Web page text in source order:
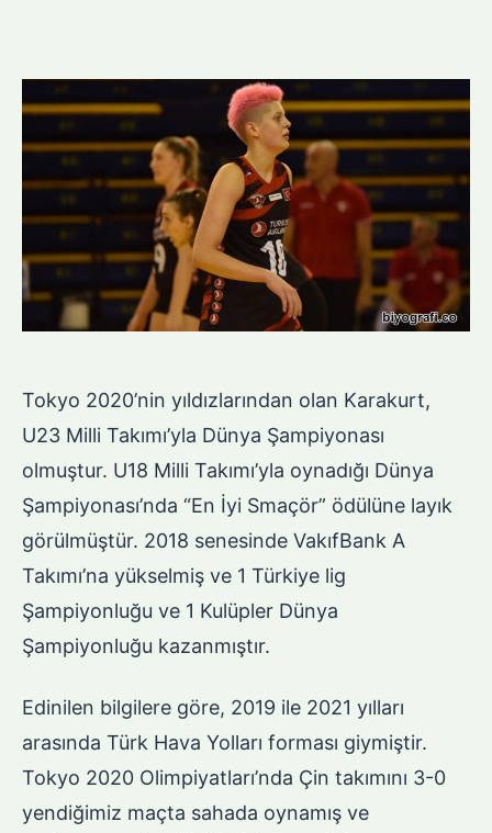
Tokyo 2020’nin yıldızlarından olan Karakurt,
U23 Milli Takımı’yla Dünya Şampiyonası
olmuştur. U18 Milli Takımı’yla oynadığı Dünya
Şampiyonası’nda “En İyi Smaçör” ödülüne layık
görülmüştür. 2018 senesinde VakıfBank A
Takımı’na yükselmiş ve 1 Türkiye lig
Şampiyonluğu ve 1 Kulüpler Dünya
Şampiyonluğu kazanmıştır.
Edinilen bilgilere göre, 2019 ile 2021 yılları
arasında Türk Hava Yolları forması giymiştir.
Tokyo 2020 Olimpiyatları’nda Çin takımını 3-0
yendiğimiz maçta sahada oynamış ve